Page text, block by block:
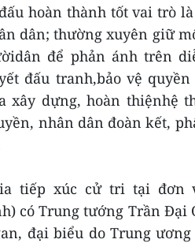
hoàn thành tốt vai trò
dân; thường xuyên giữ
để phản ánh trên
đấu tranh,bảo vệ
xây dựng, hoàn thiệnhệ
nhân dân đoàn kết,
tiếp xúc cử tri tại đơn
có Trung tướng Trần Đại
đại biểu do Trung